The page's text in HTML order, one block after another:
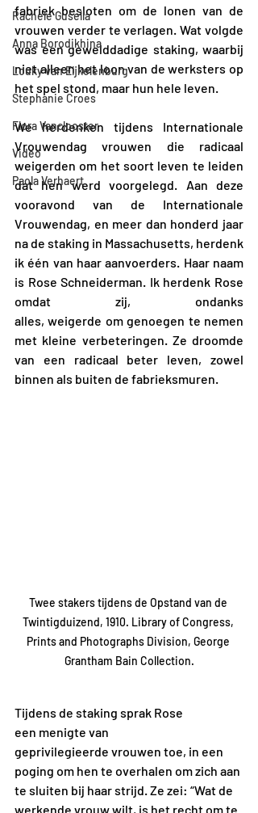
Rachele Gusella
Anna Borodikhina
Louky van Eijkelenburg
Stephanie Croes
Flora Vanclooster
Video
Paola Verhaert
fabriek besloten om de lonen van de
vrouwen verder te verlagen. Wat volgde
was een gewelddadige staking, waarbij
niet alleen het loon van de werksters op
het spel stond, maar hun hele leven.
We herdenken tijdens Internationale
Vrouwendag vrouwen die radicaal
weigerden om het soort leven te leiden
dat hen werd voorgelegd. Aan deze
vooravond van de Internationale
Vrouwendag, en meer dan honderd jaar
na de staking in Massachusetts, herdenk
ik één van haar aanvoerders. Haar naam
is Rose Schneiderman. Ik herdenk Rose
omdat zij, ondanks
alles, weigerde om genoegen te nemen
met kleine verbeteringen. Ze droomde
van een radicaal beter leven, zowel
binnen als buiten de fabrieksmuren.
Twee stakers tijdens de Opstand van de
Twintigduizend, 1910. Library of Congress,
Prints and Photographs Division, George
Grantham Bain Collection.
Tijdens de staking sprak Rose
een menigte van
geprivilegieerde vrouwen toe, in een
poging om hen te overhalen om zich aan
te sluiten bij haar strijd. Ze zei: “Wat de
werkende vrouw wilt, is het recht om te